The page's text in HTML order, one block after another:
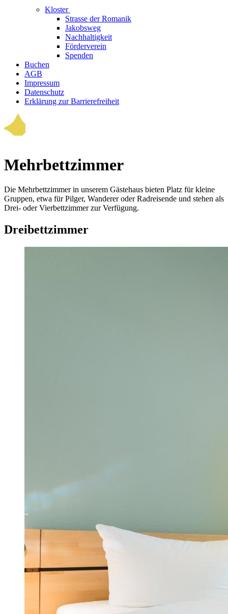
Kloster
Strasse der Romanik
Jakobsweg
Nachhaltigkeit
Förderverein
Spenden
Buchen
AGB
Impressum
Datenschutz
Erklärung zur Barrierefreiheit
Mehrbettzimmer
Die Mehrbett­zimmer in unserem Gäste­haus bieten Platz für kleine
Gruppen, etwa für Pilger, Wanderer oder Rad­reisende und stehen als
Drei- oder Vier­bett­zimmer zur Verfügung.
Dreibettzimmer